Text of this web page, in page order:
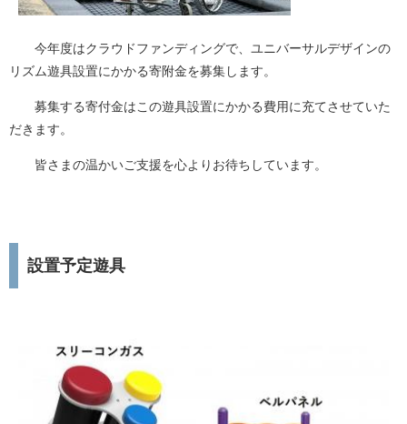
今年度はクラウドファンディングで、ユニバーサルデザインの
リズム遊具設置にかかる寄附金を募集します。
募集する寄付金はこの遊具設置にかかる費用に充てさせていた
だきます。
皆さまの温かいご支援を心よりお待ちしています。
設置予定遊具